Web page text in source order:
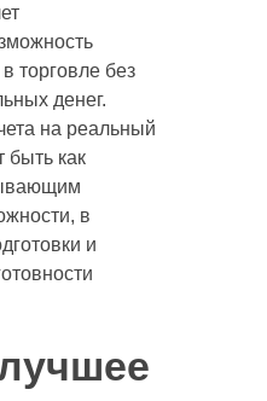
торговле без
денег.
на реальный
быть как
в
и